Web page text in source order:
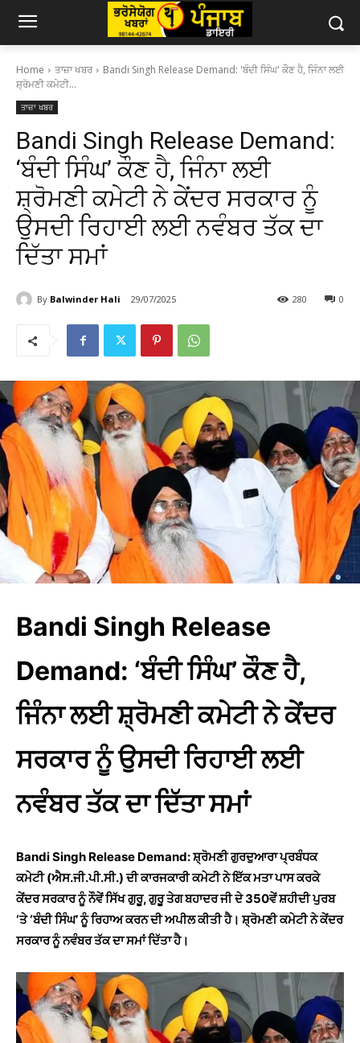
Home ਤਾਜ਼ਾ ਖਬਰ
Bandi Singh Release Demand: 'ਬੰਦੀ ਸਿੰਘ' ਕੌਣ ਹੈ, ਜਿੰਨਾ ਲਈ
ਸ਼੍ਰੋਮਣੀ ਕਮੇਟੀ...
ਤਾਜ਼ਾ ਖਬਰ
Bandi Singh Release Demand:
‘ਬੰਦੀ ਸਿੰਘ’ ਕੌਣ ਹੈ, ਜਿੰਨਾ ਲਈ
ਸ਼੍ਰੋਮਣੀ ਕਮੇਟੀ ਨੇ ਕੇਂਦਰ ਸਰਕਾਰ ਨੂੰ
ਉਸਦੀ ਰਿਹਾਈ ਲਈ ਨਵੰਬਰ ਤੱਕ ਦਾ
ਦਿੱਤਾ ਸਮਾਂ
By Balwinder Hali 29/07/2025 0
280
Bandi Singh Release
Demand: ‘ਬੰਦੀ ਸਿੰਘ’ ਕੌਣ ਹੈ,
ਜਿੰਨਾ ਲਈ ਸ਼੍ਰੋਮਣੀ ਕਮੇਟੀ ਨੇ ਕੇਂਦਰ
ਸਰਕਾਰ ਨੂੰ ਉਸਦੀ ਰਿਹਾਈ ਲਈ
ਨਵੰਬਰ ਤੱਕ ਦਾ ਦਿੱਤਾ ਸਮਾਂ
Bandi Singh Release Demand: ਸ਼੍ਰੋਮਣੀ ਗੁਰਦੁਆਰਾ ਪ੍ਰਬੰਧਕ
ਕਮੇਟੀ (ਐਸ.ਜੀ.ਪੀ.ਸੀ.) ਦੀ ਕਾਰਜਕਾਰੀ ਕਮੇਟੀ ਨੇ ਇੱਕ ਮਤਾ ਪਾਸ ਕਰਕੇ
ਕੇਂਦਰ ਸਰਕਾਰ ਨੂੰ ਨੌਵੇਂ ਸਿੱਖ ਗੁਰੂ, ਗੁਰੂ ਤੇਗ ਬਹਾਦਰ ਜੀ ਦੇ 350ਵੇਂ ਸ਼ਹੀਦੀ ਪੁਰਬ
‘ਤੇ ‘ਬੰਦੀ ਸਿੰਘ’ ਨੂੰ ਰਿਹਾਅ ਕਰਨ ਦੀ ਅਪੀਲ ਕੀਤੀ ਹੈ। ਸ਼੍ਰੋਮਣੀ ਕਮੇਟੀ ਨੇ ਕੇਂਦਰ
ਸਰਕਾਰ ਨੂੰ ਨਵੰਬਰ ਤੱਕ ਦਾ ਸਮਾਂ ਦਿੱਤਾ ਹੈ।